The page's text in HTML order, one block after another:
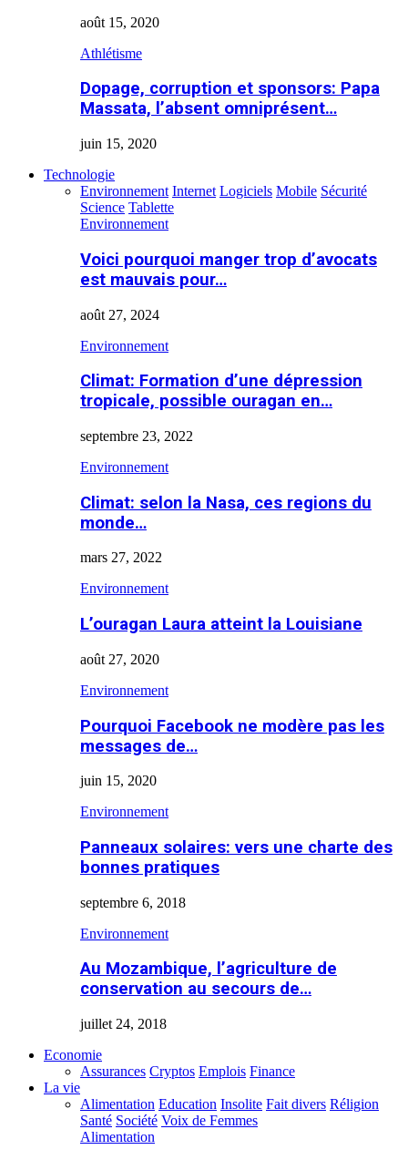
août 15, 2020
Athlétisme
Dopage, corruption et sponsors: Papa
Massata, l’absent omniprésent…
juin 15, 2020
Technologie
Environnement Internet Logiciels Mobile Sécurité
Science Tablette
Environnement
Voici pourquoi manger trop d’avocats
est mauvais pour…
août 27, 2024
Environnement
Climat: Formation d’une dépression
tropicale, possible ouragan en…
septembre 23, 2022
Environnement
Climat: selon la Nasa, ces regions du
monde…
mars 27, 2022
Environnement
L’ouragan Laura atteint la Louisiane
août 27, 2020
Environnement
Pourquoi Facebook ne modère pas les
messages de…
juin 15, 2020
Environnement
Panneaux solaires: vers une charte des
bonnes pratiques
septembre 6, 2018
Environnement
Au Mozambique, l’agriculture de
conservation au secours de…
juillet 24, 2018
Economie
Assurances Cryptos Emplois Finance
La vie
Alimentation Education Insolite Fait divers Réligion
Santé Société Voix de Femmes
Alimentation